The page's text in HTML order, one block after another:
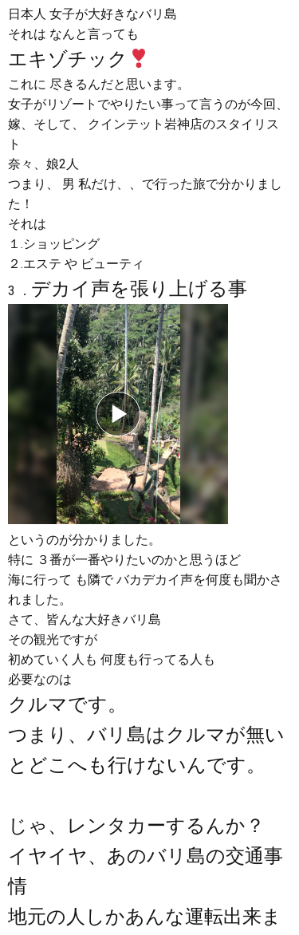
日本人 女子が大好きなバリ島
それは なんと言っても
エキゾチック
これに 尽きるんだと思います。
女子がリゾートでやりたい事って言うのが今回、
嫁、そして、 クインテット岩神店のスタイリス
ト
奈々、娘2人
つまり、 男 私だけ、、で行った旅で分かりまし
た！
それは
１.ショッピング
２.エステ や ビューティ
3 ． デカイ声を張り上げる事
というのが分かりました。
特に ３番が一番やりたいのかと思うほど
海に行って も隣で バカデカイ声を何度も聞かさ
れました。
さて、皆んな大好きバリ島
その観光ですが
初めていく人も 何度も行ってる人も
必要なのは
クルマです。
つまり、バリ島はクルマが無い
とどこへも行けないんです。
じゃ、レンタカーするんか？
イヤイヤ、あのバリ島の交通事
情
地元の人しかあんな運転出来ま